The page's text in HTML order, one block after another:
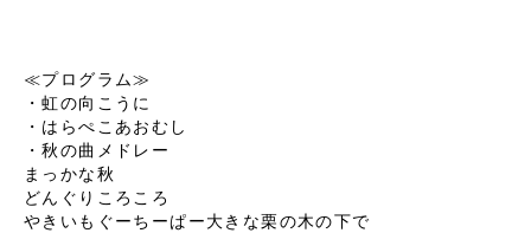
≪プログラム≫
・虹の向こうに
・はらぺこあおむし
・秋の曲メドレー
まっかな秋
どんぐりころころ
やきいもぐーちーぱー大きな栗の木の下で